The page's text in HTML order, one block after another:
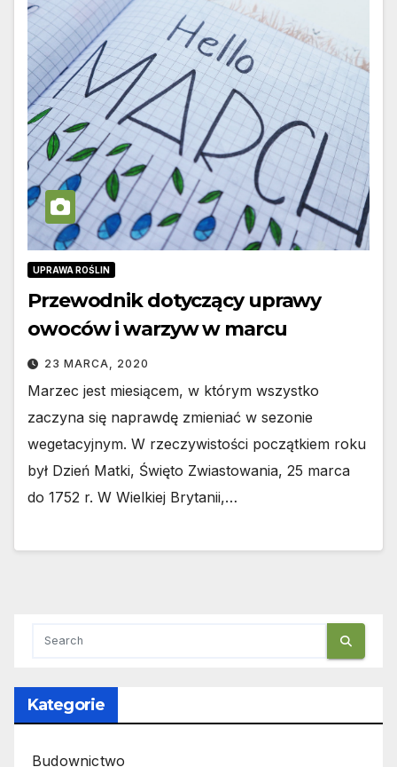
UPRAWA ROŚLIN
Przewodnik dotyczący uprawy
owoców i warzyw w marcu
23 MARCA, 2020
Marzec jest miesiącem, w którym wszystko
zaczyna się naprawdę zmieniać w sezonie
wegetacyjnym. W rzeczywistości początkiem roku
był Dzień Matki, Święto Zwiastowania, 25 marca
do 1752 r. W Wielkiej Brytanii,…
Kategorie
Budownictwo